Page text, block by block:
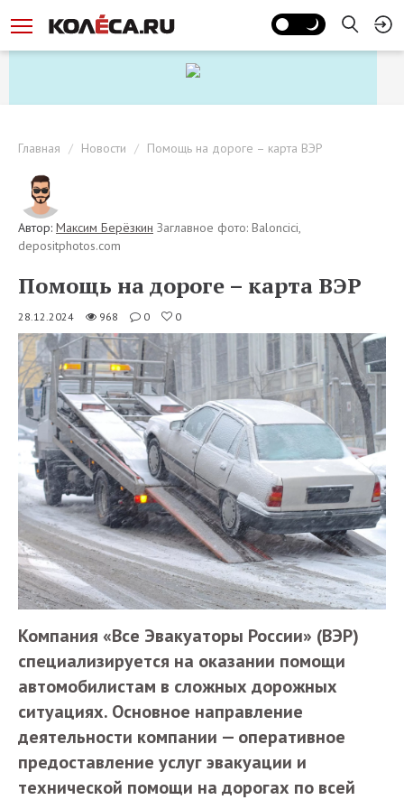
Главная Новости Помощь на дороге – карта ВЭР
Автор: Максим Берёзкин Заглавное фото: Baloncici,
depositphotos.com
Помощь на дороге – карта ВЭР
28.12.2024 968 0 0
Компания «Все Эвакуаторы России» (ВЭР)
специализируется на оказании помощи
автомобилистам в сложных дорожных
ситуациях. Основное направление
деятельности компании — оперативное
предоставление услуг эвакуации и
технической помощи на дорогах по всей